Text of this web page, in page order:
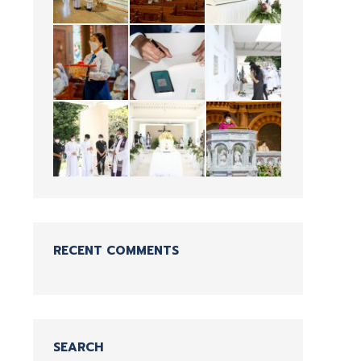
RECENT COMMENTS
SEARCH